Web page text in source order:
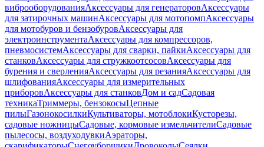
виброоборудованияАксессуары для генераторовАксессуары
для затирочных машинАксессуары для мотопомпАксессуары
для мотобуров и бензобуровАксессуары для
электроинструментаАксессуары для компрессоров,
пневмосистемАксессуары для сварки, пайкиАксессуары для
станковАксессуары для стружкоотсосовАксессуары для
бурения и сверленияАксессуары для резанияАксессуары для
шлифованияАксессуары для измерительных
приборовАксессуары для станковДом и садСадовая
техникаТриммеры, бензокосыЦепные
пилыГазонокосилкиКультиваторы, мотоблокиКусторезы,
садовые ножницыСадовые, кормовые измельчителиСадовые
пылесосы, воздуходувкиАэраторы,